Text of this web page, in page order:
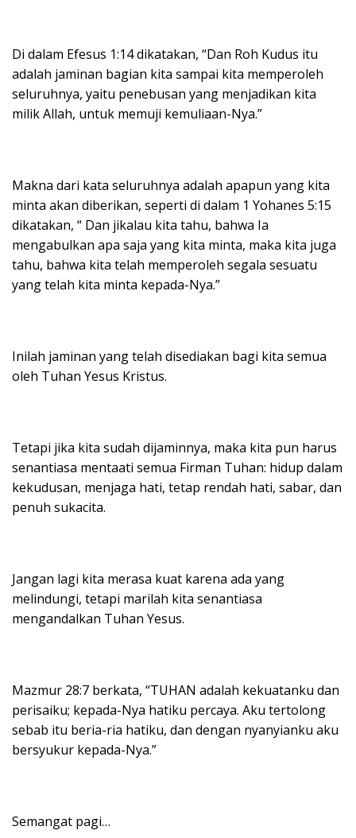
Di dalam Efesus 1:14 dikatakan, “Dan Roh Kudus itu
adalah jaminan bagian kita sampai kita memperoleh
seluruhnya, yaitu penebusan yang menjadikan kita
milik Allah, untuk memuji kemuliaan-Nya.”
Makna dari kata seluruhnya adalah apapun yang kita
minta akan diberikan, seperti di dalam 1 Yohanes 5:15
dikatakan, “ Dan jikalau kita tahu, bahwa Ia
mengabulkan apa saja yang kita minta, maka kita juga
tahu, bahwa kita telah memperoleh segala sesuatu
yang telah kita minta kepada-Nya.”
Inilah jaminan yang telah disediakan bagi kita semua
oleh Tuhan Yesus Kristus.
Tetapi jika kita sudah dijaminnya, maka kita pun harus
senantiasa mentaati semua Firman Tuhan: hidup dalam
kekudusan, menjaga hati, tetap rendah hati, sabar, dan
penuh sukacita.
Jangan lagi kita merasa kuat karena ada yang
melindungi, tetapi marilah kita senantiasa
mengandalkan Tuhan Yesus.
Mazmur 28:7 berkata, “TUHAN adalah kekuatanku dan
perisaiku; kepada-Nya hatiku percaya. Aku tertolong
sebab itu beria-ria hatiku, dan dengan nyanyianku aku
bersyukur kepada-Nya.”
Semangat pagi…